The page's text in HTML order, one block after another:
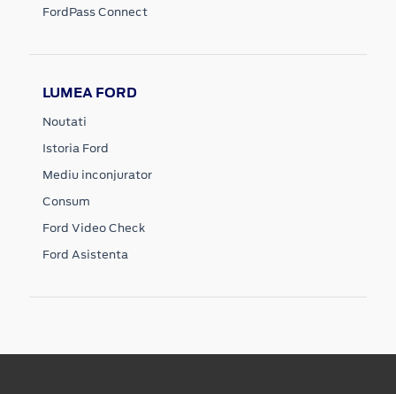
FordPass Connect
LUMEA FORD
Noutati
Istoria Ford
Mediu inconjurator
Consum
Ford Video Check
Ford Asistenta